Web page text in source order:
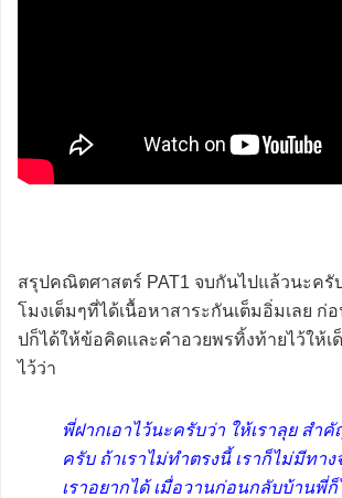
สรุปคณิตศาสตร์ PAT1 จบกันไปแล้วนะครั
โมงเต็มๆที่ได้เนื้อหาสาระกันเต็มอิ่มเลย
ปก็ได้ให้ข้อคิดและคำอวยพรทิ้งท้ายไว้ให้เ
ไว้ว่า
พี่ฝากเอาไว้นะครับว่า ให้เราลุย สำ
ครับ ถ้าเราไม่ทำตรงนี้ เราก็ไม่มีทาง
เราอยากได้ เมื่อวานก่อนกลับบ้านพี่